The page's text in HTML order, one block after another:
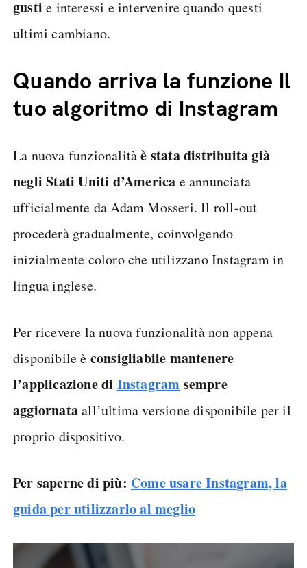
gusti e interessi e intervenire quando questi
ultimi cambiano.
Quando arriva la funzione Il
tuo algoritmo di Instagram
La nuova funzionalitàè stata distribuita già
negli Stati Uniti d’America e annunciata
ufficialmente da Adam Mosseri. Il roll-out
procederà gradualmente, coinvolgendo
inizialmente coloro che utilizzano Instagram in
lingua inglese.
Per ricevere la nuova funzionalità non appena
disponibile è consigliabile mantenere
l’applicazione di Instagram sempre
aggiornataall’ultima versione disponibile per il
proprio dispositivo.
Per saperne di più: Come usare Instagram, la
guida per utilizzarlo al meglio